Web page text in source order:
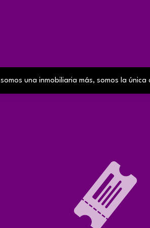
una inmobiliaria más, somos la